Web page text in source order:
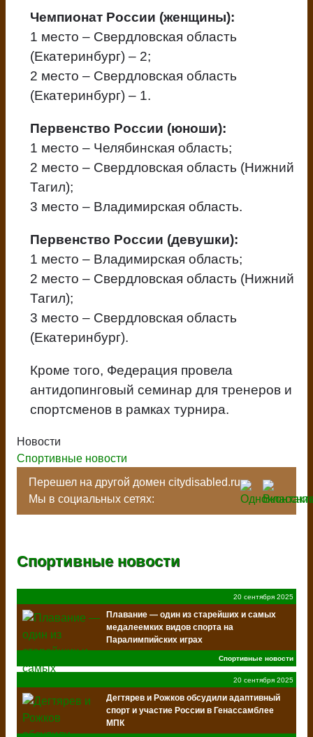
Чемпионат России (женщины):
1 место – Свердловская область
(Екатеринбург) – 2;
2 место – Свердловская область
(Екатеринбург) – 1.
Первенство России (юноши):
1 место – Челябинская область;
2 место – Свердловская область (Нижний
Тагил);
3 место – Владимирская область.
Первенство России (девушки):
1 место – Владимирская область;
2 место – Свердловская область (Нижний
Тагил);
3 место – Свердловская область
(Екатеринбург).
Кроме того, Федерация провела
антидопинговый семинар для тренеров и
спортсменов в рамках турнира.
Новости
Спортивные новости
Перешел на другой домен citydisabled.ru
Мы в социальных сетях:
Спортивные новости
20 сентября 2025
Плавание — один из старейших и самых
медалеемких видов спорта на
Паралимпийских играх
Спортивные новости
20 сентября 2025
Дегтярев и Рожков обсудили адаптивный
спорт и участие России в Генассамблее
МПК